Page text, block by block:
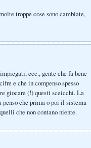
troppe cose sono cambiate,
ecc., gente che fa bene
e che in compenso spesso
giocare (!) questi sceicchi. La
che prima o poi il sistema
che non contano niente.